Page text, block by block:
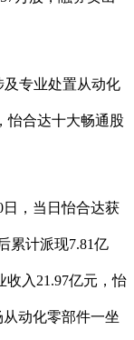
专业处置从动化
怡合达十大畅通股
，当日怡合达获
累计派现7.81亿
收入21.97亿元，怡
从动化零部件一坐